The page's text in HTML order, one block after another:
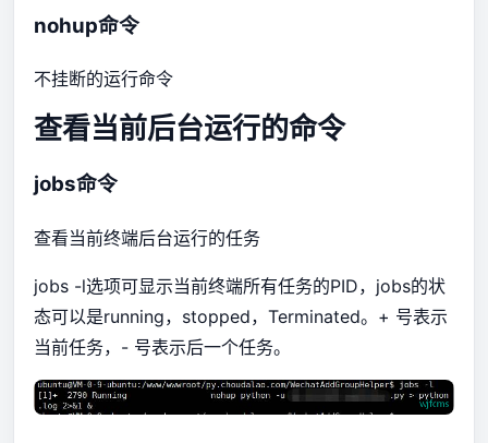
nohup命令
不挂断的运行命令
查看当前后台运行的命令
jobs命令
查看当前终端后台运行的任务
jobs -l选项可显示当前终端所有任务的PID，jobs的状
态可以是running，stopped，Terminated。+ 号表示
当前任务，- 号表示后一个任务。